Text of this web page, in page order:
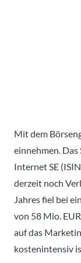
Mit dem
einnehmen.
Internet SE
derzeit noch
Jahres fiel bei
von 58 Mio.
auf das
kostenintensiv